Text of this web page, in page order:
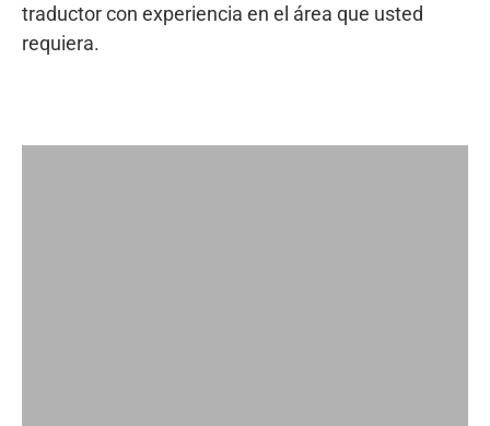
traductor con experiencia en el área que usted
requiera.